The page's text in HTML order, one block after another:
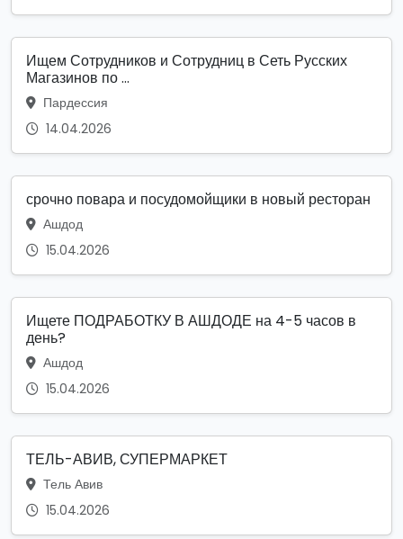
Ищем Сотрудников и Сотрудниц в Сеть Русских
Магазинов по ...
Пардессия
14.04.2026
срочно повара и посудомойщики в новый ресторан
Ашдод
15.04.2026
Ищете ПОДРАБОТКУ В АШДОДЕ на 4-5 часов в
день?
Ашдод
15.04.2026
ТЕЛЬ-АВИВ, СУПЕРМАРКЕТ
Тель Авив
15.04.2026